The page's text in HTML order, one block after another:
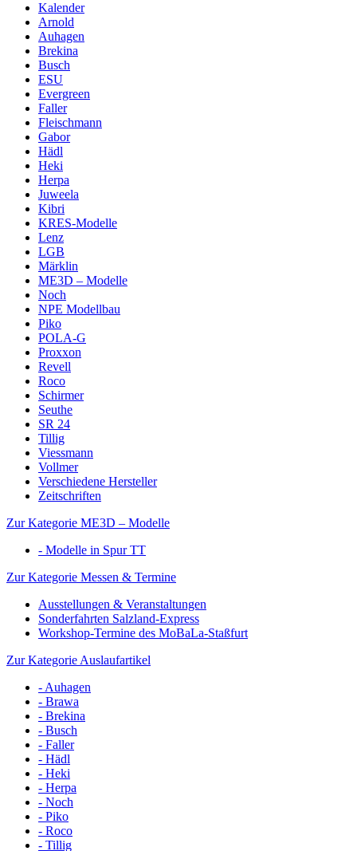
Kalender
Arnold
Auhagen
Brekina
Busch
ESU
Evergreen
Faller
Fleischmann
Gabor
Hädl
Heki
Herpa
Juweela
Kibri
KRES-Modelle
Lenz
LGB
Märklin
ME3D – Modelle
Noch
NPE Modellbau
Piko
POLA-G
Proxxon
Revell
Roco
Schirmer
Seuthe
SR 24
Tillig
Viessmann
Vollmer
Verschiedene Hersteller
Zeitschriften
Zur Kategorie ME3D – Modelle
- Modelle in Spur TT
Zur Kategorie Messen & Termine
Ausstellungen & Veranstaltungen
Sonderfahrten Salzland-Express
Workshop-Termine des MoBaLa-Staßfurt
Zur Kategorie Auslaufartikel
- Auhagen
- Brawa
- Brekina
- Busch
- Faller
- Hädl
- Heki
- Herpa
- Noch
- Piko
- Roco
- Tillig